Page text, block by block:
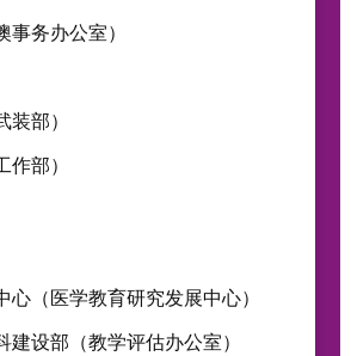
事务办公室）
装部）
作部）
心（医学教育研究发展中心）
建设部（教学评估办公室）